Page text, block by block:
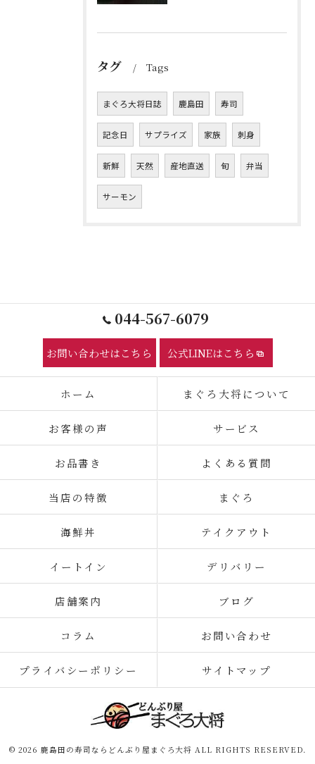
タグ Tags
まぐろ大将日誌 鹿島田 寿司
記念日 サプライズ 家族 刺身
新鮮 天然 産地直送 旬 弁当
サーモン
044-567-6079
お問い合わせはこちら 公式LINEはこちら
ホーム まぐろ大将について
お客様の声 サービス
お品書き よくある質問
当店の特徴 まぐろ
海鮮丼 テイクアウト
イートイン デリバリー
店舗案内 ブログ
コラム お問い合わせ
プライバシーポリシー サイトマップ
© 2026 鹿島田の寿司ならどんぶり屋まぐろ大将 ALL RIGHTS RESERVED.